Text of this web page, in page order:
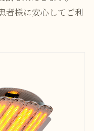
者様に安心してご利